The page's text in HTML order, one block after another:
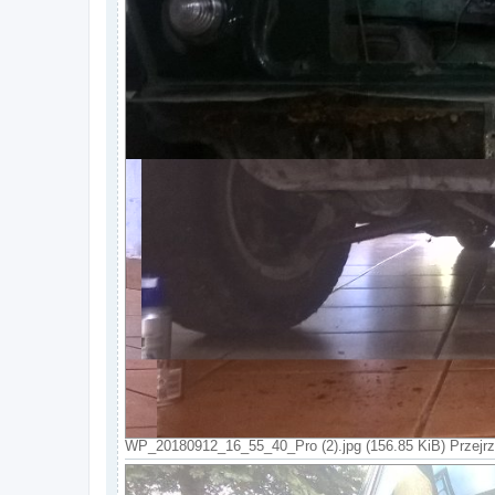
WP_20180912_16_55_40_Pro (2).jpg (156.85 KiB)